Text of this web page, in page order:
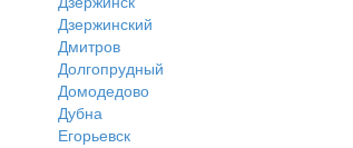
Дзержинский
Дмитров
Долгопрудный
Домодедово
Дубна
Егорьевск